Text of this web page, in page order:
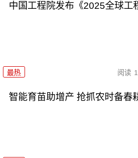
中国工程院发布《2025全球工
最热 阅读
智能育苗助增产 抢抓农时备春